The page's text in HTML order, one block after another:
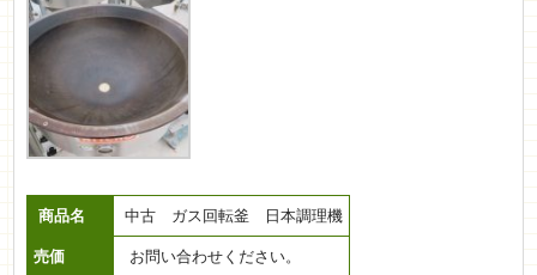
商品名 中古 ガス回転釜 日本調理機
売価 お問い合わせください。